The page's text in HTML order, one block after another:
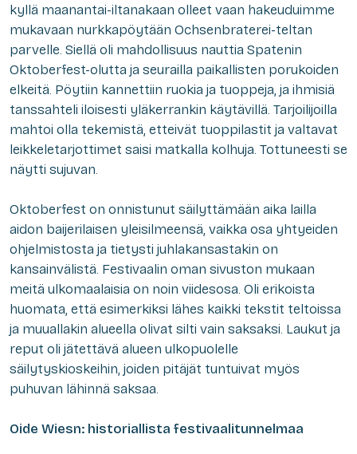
kyllä maanantai-iltanakaan olleet vaan hakeuduimme
mukavaan nurkkapöytään Ochsenbraterei-teltan
parvelle. Siellä oli mahdollisuus nauttia Spatenin
Oktoberfest-olutta ja seurailla paikallisten porukoiden
elkeitä. Pöytiin kannettiin ruokia ja tuoppeja, ja ihmisiä
tanssahteli iloisesti yläkerrankin käytävillä. Tarjoilijoilla
mahtoi olla tekemistä, etteivät tuoppilastit ja valtavat
leikkeletarjottimet saisi matkalla kolhuja. Tottuneesti se
näytti sujuvan.
Oktoberfest on onnistunut säilyttämään aika lailla
aidon baijerilaisen yleisilmeensä, vaikka osa yhtyeiden
ohjelmistosta ja tietysti juhlakansastakin on
kansainvälistä. Festivaalin oman sivuston mukaan
meitä ulkomaalaisia on noin viidesosa. Oli erikoista
huomata, että esimerkiksi lähes kaikki tekstit teltoissa
ja muuallakin alueella olivat silti vain saksaksi. Laukut ja
reput oli jätettävä alueen ulkopuolelle
säilytyskioskeihin, joiden pitäjät tuntuivat myös
puhuvan lähinnä saksaa.
Oide Wiesn: historiallista festivaalitunnelmaa